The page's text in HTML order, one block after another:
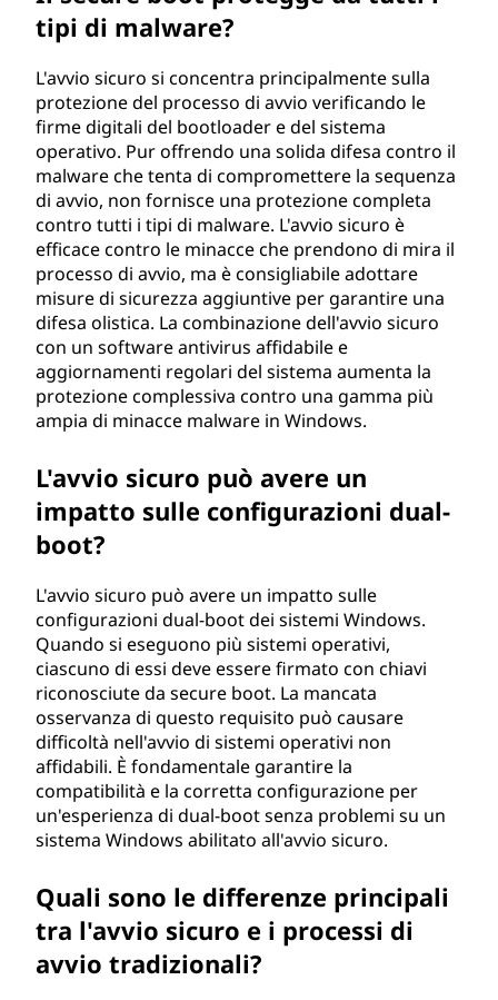
tipi di malware?
L'avvio sicuro si concentra principalmente sulla
protezione del processo di avvio verificando le
firme digitali del bootloader e del sistema
operativo. Pur offrendo una solida difesa contro il
malware che tenta di compromettere la sequenza
di avvio, non fornisce una protezione completa
contro tutti i tipi di malware. L'avvio sicuro è
efficace contro le minacce che prendono di mira il
processo di avvio, ma è consigliabile adottare
misure di sicurezza aggiuntive per garantire una
difesa olistica. La combinazione dell'avvio sicuro
con un software antivirus affidabile e
aggiornamenti regolari del sistema aumenta la
protezione complessiva contro una gamma più
ampia di minacce malware in Windows.
L'avvio sicuro può avere un
impatto sulle configurazioni dual-
boot?
L'avvio sicuro può avere un impatto sulle
configurazioni dual-boot dei sistemi Windows.
Quando si eseguono più sistemi operativi,
ciascuno di essi deve essere firmato con chiavi
riconosciute da secure boot. La mancata
osservanza di questo requisito può causare
difficoltà nell'avvio di sistemi operativi non
affidabili. È fondamentale garantire la
compatibilità e la corretta configurazione per
un'esperienza di dual-boot senza problemi su un
sistema Windows abilitato all'avvio sicuro.
Quali sono le differenze principali
tra l'avvio sicuro e i processi di
avvio tradizionali?